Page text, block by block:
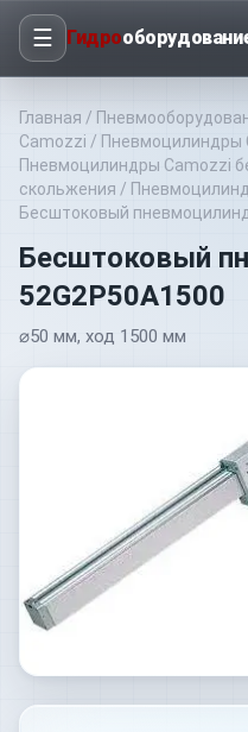
☰ Гидро
Главная /
Camozzi / Пневмоцилиндры
Пневмоцилиндры Camozzi
скольжения /
Бесштоковый
Бесштоковый
52G2P50A1500
⌀50 мм, ход 1500 мм